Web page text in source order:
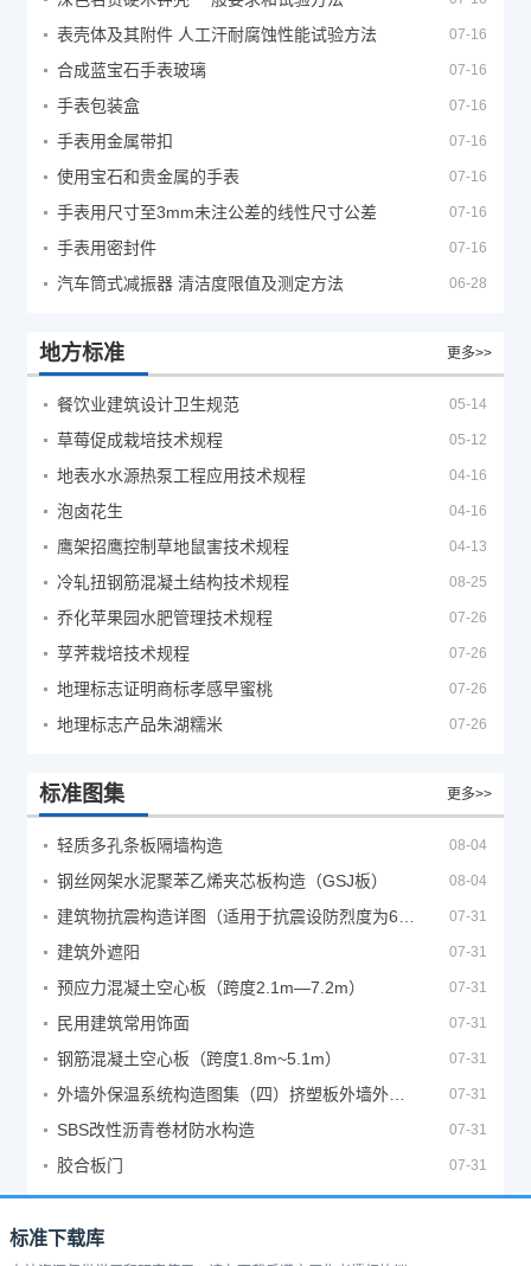
表壳体及其附件 人工汗耐腐蚀性能试验方法 07-16
合成蓝宝石手表玻璃 07-16
手表包装盒 07-16
手表用金属带扣 07-16
使用宝石和贵金属的手表 07-16
手表用尺寸至3mm未注公差的线性尺寸公差 07-16
手表用密封件 07-16
汽车筒式减振器 清洁度限值及测定方法 06-28
地方标准 更多>>
餐饮业建筑设计卫生规范 05-14
草莓促成栽培技术规程 05-12
地表水水源热泵工程应用技术规程 04-16
泡卤花生 04-16
鹰架招鹰控制草地鼠害技术规程 04-13
冷轧扭钢筋混凝土结构技术规程 08-25
乔化苹果园水肥管理技术规程 07-26
莩荠栽培技术规程 07-26
地理标志证明商标孝感早蜜桃 07-26
地理标志产品朱湖糯米 07-26
标准图集 更多>>
轻质多孔条板隔墙构造 08-04
钢丝网架水泥聚苯乙烯夹芯板构造（GSJ板） 08-04
07-31
建筑外遮阳 07-31
预应力混凝土空心板（跨度2.1m—7.2m） 07-31
民用建筑常用饰面 07-31
钢筋混凝土空心板（跨度1.8m~5.1m） 07-31
07-31
SBS改性沥青卷材防水构造 07-31
胶合板门 07-31
标准下载库